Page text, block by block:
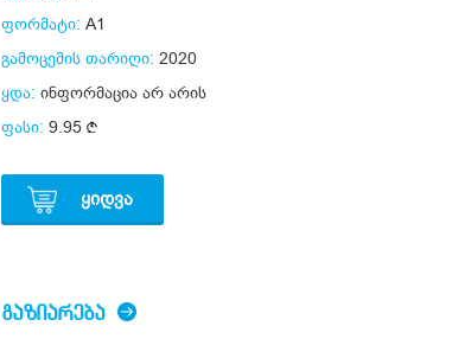
ფორმატი: A1
გამოცემის თარიღი: 2020
ყდა: ინფორმაცია არ არის
ფასი: 9.95
ᲧᲘᲓᲕᲐ
ᲒᲐᲖᲘᲐᲠᲔᲑᲐ